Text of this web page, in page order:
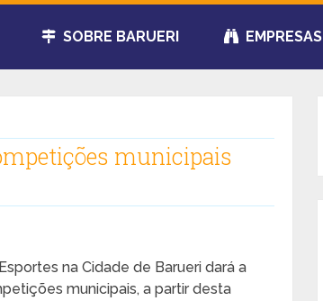
SOBRE BARUERI EMPRESAS
municipais
na Cidade de Barueri dará a
municipais, a partir desta